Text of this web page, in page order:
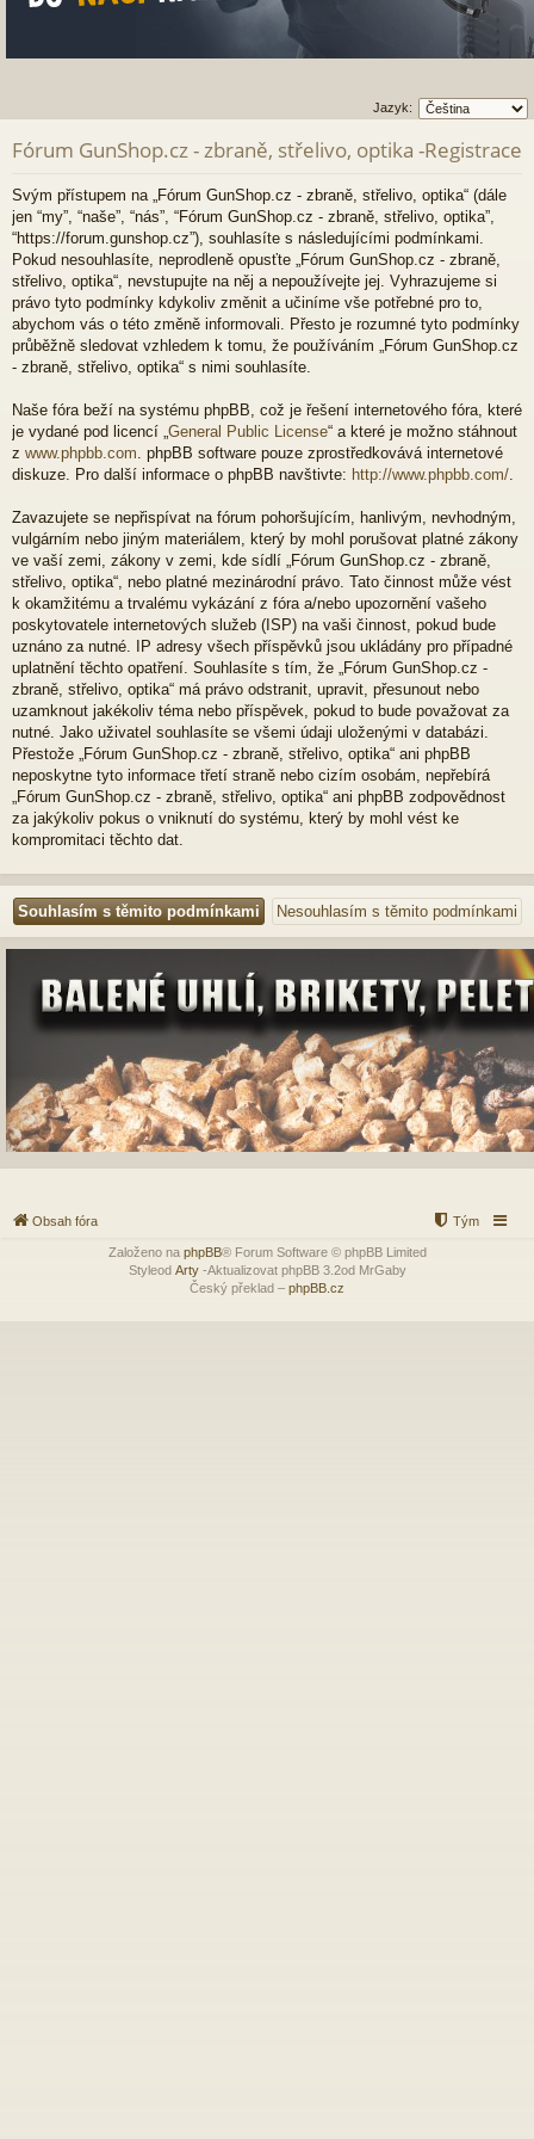
Jazyk:
Fórum GunShop.cz - zbraně, střelivo, optika -Registrace
Svým přístupem na „Fórum GunShop.cz - zbraně, střelivo, optika“ (dále
jen “my”, “naše”, “nás”, “Fórum GunShop.cz - zbraně, střelivo, optika”,
“https://forum.gunshop.cz”), souhlasíte s následujícími podmínkami.
Pokud nesouhlasíte, neprodleně opusťte „Fórum GunShop.cz - zbraně,
střelivo, optika“, nevstupujte na něj a nepoužívejte jej. Vyhrazujeme si
právo tyto podmínky kdykoliv změnit a učiníme vše potřebné pro to,
abychom vás o této změně informovali. Přesto je rozumné tyto podmínky
průběžně sledovat vzhledem k tomu, že používáním „Fórum GunShop.cz
- zbraně, střelivo, optika“ s nimi souhlasíte.
Naše fóra beží na systému phpBB, což je řešení internetového fóra, které
je vydané pod licencí „ General Public License“ a které je možno stáhnout
z www.phpbb.com . phpBB software pouze zprostředkovává internetové
diskuze. Pro další informace o phpBB navštivte: http://www.phpbb.com/
Zavazujete se nepřispívat na fórum pohoršujícím, hanlivým, nevhodným,
vulgárním nebo jiným materiálem, který by mohl porušovat platné zákony
ve vaší zemi, zákony v zemi, kde sídlí „Fórum GunShop.cz - zbraně,
střelivo, optika“, nebo platné mezinárodní právo. Tato činnost může vést
k okamžitému a trvalému vykázání z fóra a/nebo upozornění vašeho
poskytovatele internetových služeb (ISP) na vaši činnost, pokud bude
uznáno za nutné. IP adresy všech příspěvků jsou ukládány pro případné
uplatnění těchto opatření. Souhlasíte s tím, že „Fórum GunShop.cz -
zbraně, střelivo, optika“ má právo odstranit, upravit, přesunout nebo
uzamknout jakékoliv téma nebo příspěvek, pokud to bude považovat za
nutné. Jako uživatel souhlasíte se všemi údaji uloženými v databázi.
Přestože „Fórum GunShop.cz - zbraně, střelivo, optika“ ani phpBB
neposkytne tyto informace třetí straně nebo cizím osobám, nepřebírá
„Fórum GunShop.cz - zbraně, střelivo, optika“ ani phpBB zodpovědnost
za jakýkoliv pokus o vniknutí do systému, který by mohl vést ke
kompromitaci těchto dat.
Obsah fóra Tým
Založeno na phpBB® Forum Software © phpBB Limited
Styleod Arty-Aktualizovat phpBB 3.2od MrGaby
Český překlad – phpBB.cz